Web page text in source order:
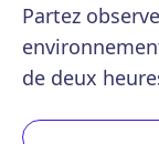
Partez
de deux